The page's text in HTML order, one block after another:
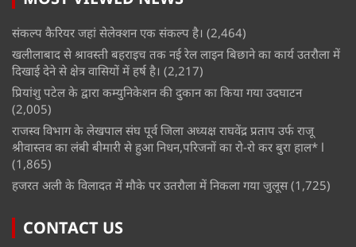
संकल्प कैरियर जहां सेलेक्शन एक संकल्प है। (2,464)
खलीलाबाद से श्रावस्ती बहराइच तक नई रेल लाइन बिछाने का कार्य उतरौला में
दिखाई देने से क्षेत्र वासियों में हर्ष है। (2,217)
प्रियांशु पटेल के द्वारा कम्युनिकेशन की दुकान का किया गया उदघाटन
(2,005)
राजस्व विभाग के लेखपाल संघ पूर्व जिला अध्यक्ष राघवेंद्र प्रताप उर्फ राजू
श्रीवास्तव का लंबी बीमारी से हुआ निधन,परिजनों का रो-रो कर बुरा हाल* l
(1,865)
हजरत अली के विलादत में मौके पर उतरौला में निकला गया जुलूस (1,725)
CONTACT US